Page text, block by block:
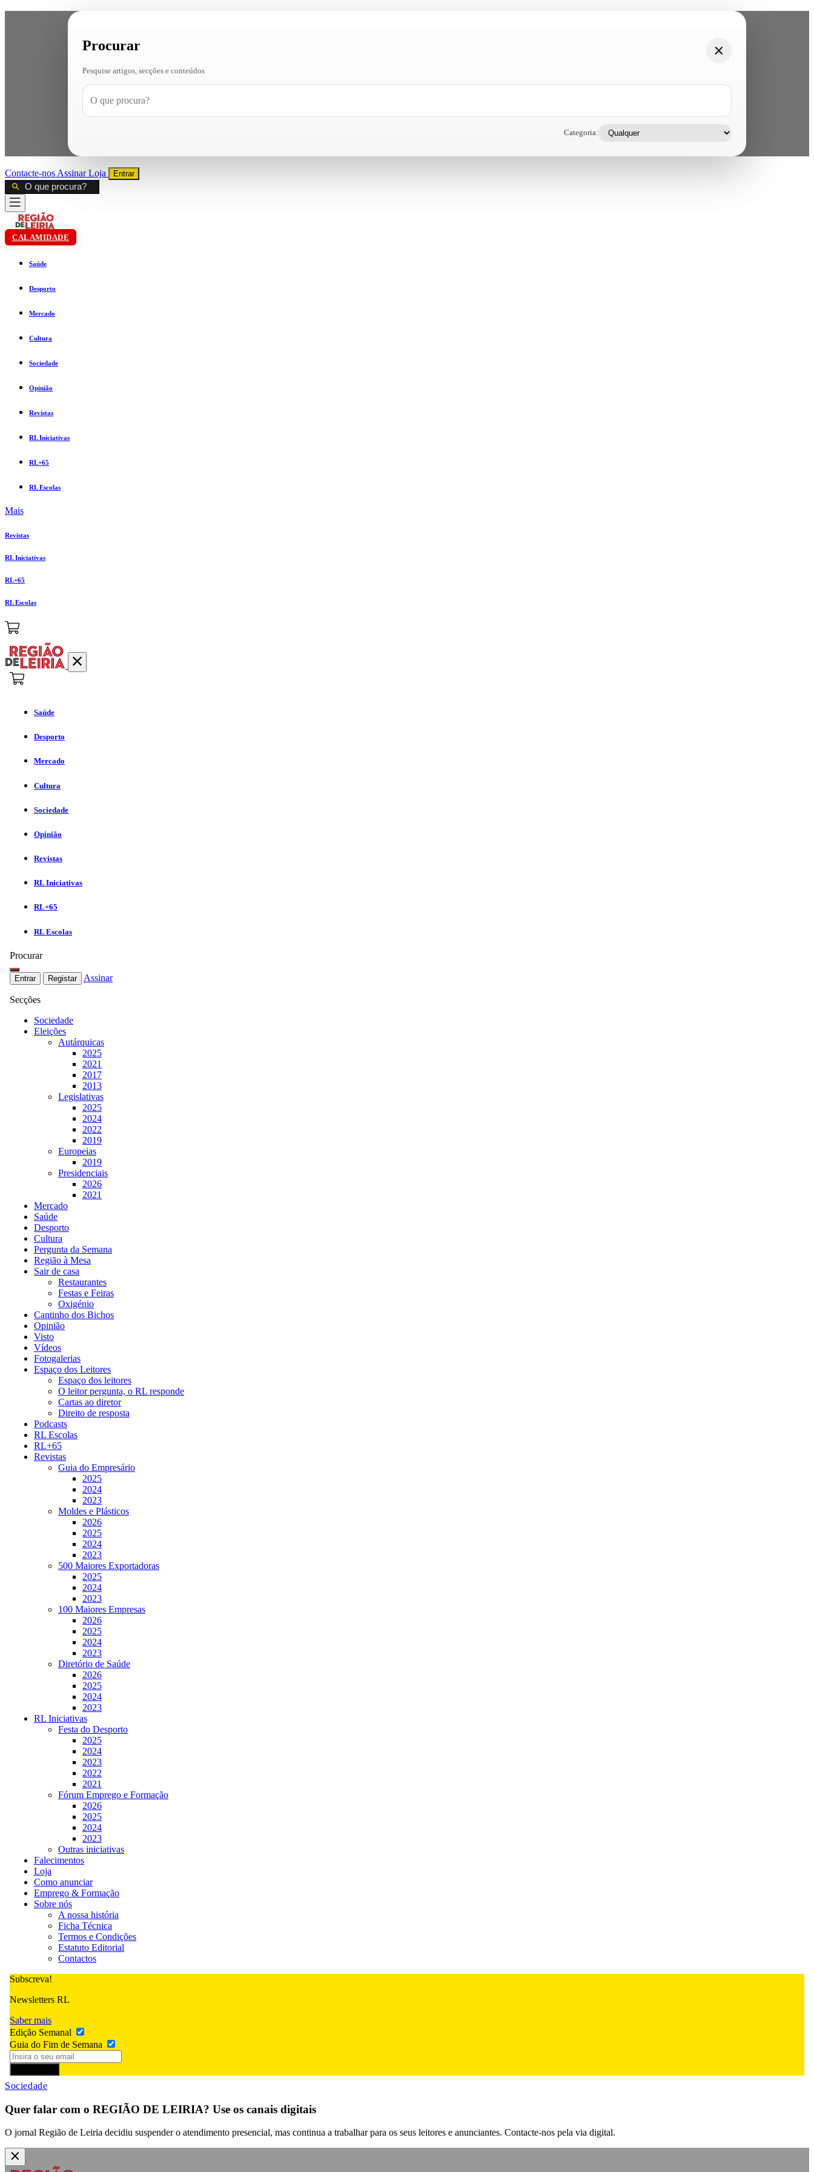
Procurar
Pesquise artigos, secções e conteúdos
Categoria:
Contacte-nos AssinarLoja Entrar
CALAMIDADE
Saúde
Desporto
Mercado
Cultura
Sociedade
Opinião
Revistas
RL Iniciativas
RL+65
RL Escolas
Mais
Revistas
RL Iniciativas
RL+65
RL Escolas
Saúde
Desporto
Mercado
Cultura
Sociedade
Opinião
Revistas
RL Iniciativas
RL+65
RL Escolas
Procurar
Entrar Registar Assinar
Secções
Sociedade
Eleições
Autárquicas
2025
2021
2017
2013
Legislativas
2025
2024
2022
2019
Europeias
2019
Presidenciais
2026
2021
Mercado
Saúde
Desporto
Cultura
Pergunta da Semana
Região à Mesa
Sair de casa
Restaurantes
Festas e Feiras
Oxigénio
Cantinho dos Bichos
Opinião
Visto
Vídeos
Fotogalerias
Espaço dos Leitores
Espaço dos leitores
O leitor pergunta, o RL responde
Cartas ao diretor
Direito de resposta
Podcasts
RL Escolas
RL+65
Revistas
Guia do Empresário
2025
2024
2023
Moldes e Plásticos
2026
2025
2024
2023
500 Maiores Exportadoras
2025
2024
2023
100 Maiores Empresas
2026
2025
2024
2023
Diretório de Saúde
2026
2025
2024
2023
RL Iniciativas
Festa do Desporto
2025
2024
2023
2022
2021
Fórum Emprego e Formação
2026
2025
2024
2023
Outras iniciativas
Falecimentos
Loja
Como anunciar
Emprego & Formação
Sobre nós
A nossa história
Ficha Técnica
Termos e Condições
Estatuto Editorial
Contactos
Subscreva!
Newsletters RL
Saber mais
Edição Semanal
Guia do Fim de Semana
Sociedade
Quer falar com o REGIÃO DE LEIRIA? Use os canais digitais
O jornal Região de Leiria decidiu suspender o atendimento presencial, mas continua a trabalhar para os seus leitores e anunciantes. Contacte-nos pela via digital.